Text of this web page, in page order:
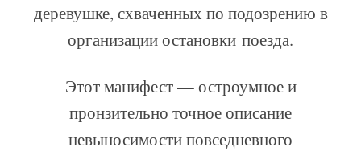
деревушке, схваченных по подозрению в
организации остановки поезда.
Этот манифест — остроумное и
пронзительно точное описание
невыносимости повседневного